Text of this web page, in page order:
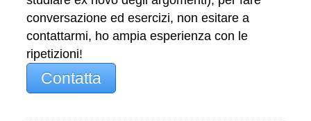
conversazione ed esercizi, non esitare a
contattarmi, ho ampia esperienza con le
ripetizioni!
Contatta